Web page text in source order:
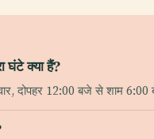
घंटे क्या हैं?
दोपहर 12:00 बजे से शाम